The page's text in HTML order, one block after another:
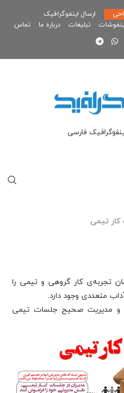
ارسال اینفوگرافیک
تبلیغات درباره ما تماس
فارسی
کار تیمی
تجربه‌ی کار گروهی و تیمی را
متعددی وجود دارد.
و مدیریت صحیح جلسات تیمی